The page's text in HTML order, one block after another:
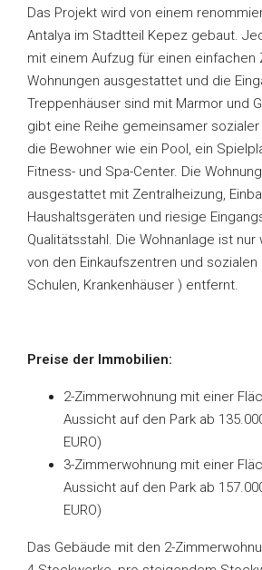
Das Projekt wird von einem
Antalya im Stadtteil Kepez gebaut.
mit einem Aufzug für einen einfachen
Wohnungen ausgestattet und die
Treppenhäuser sind mit Marmor und
gibt eine Reihe gemeinsamer
die Bewohner wie ein Pool, ein
Fitness- und Spa-Center. Die
ausgestattet mit Zentralheizung,
Haushaltsgeräten und riesige
Qualitätsstahl. Die Wohnanlage ist nur
von den Einkaufszentren und sozialen
Schulen, Krankenhäuser ) entfernt.
Preise der Immobilien:
2-Zimmerwohnung mit einer
Aussicht auf den Park ab
EURO)
3-Zimmerwohnung mit einer
Aussicht auf den Park ab
EURO)
Das Gebäude mit den 2-